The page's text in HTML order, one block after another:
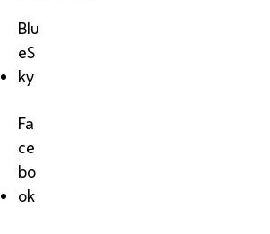
Blu
eS
ky
Fa
ce
bo
ok